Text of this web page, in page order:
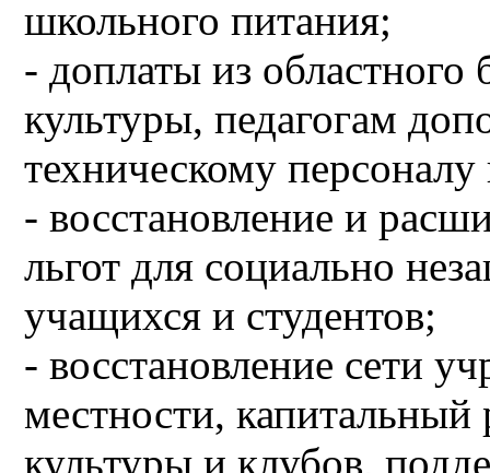
школьного питания;
- доплаты из
культуры, педагогам
техническому
- восстановление и
льгот для социально
учащихся и студентов;
- восстановление сети
местности,
культуры и клубов,